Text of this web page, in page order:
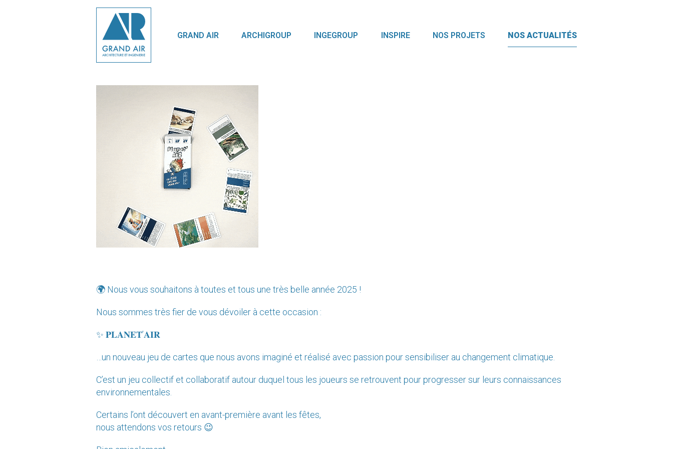
GRAND AIR ARCHIGROUP INGEGROUP INSPIRE NOS PROJETS NOS ACTUALITÉS
🌍 Nous vous souhaitons à toutes et tous une très belle année 2025 !
Nous sommes très fier de vous dévoiler à cette occasion :
✨ 𝐏𝐋𝐀𝐍𝐄𝐓’𝐀𝐈𝐑
…un nouveau jeu de cartes que nous avons imaginé et réalisé avec passion pour sensibiliser au changement climatique.
C’est un jeu collectif et collaboratif autour duquel tous les joueurs se retrouvent pour progresser sur leurs connaissances
environnementales.
Certains l’ont découvert en avant-première avant les fêtes,
nous attendons vos retours 😉